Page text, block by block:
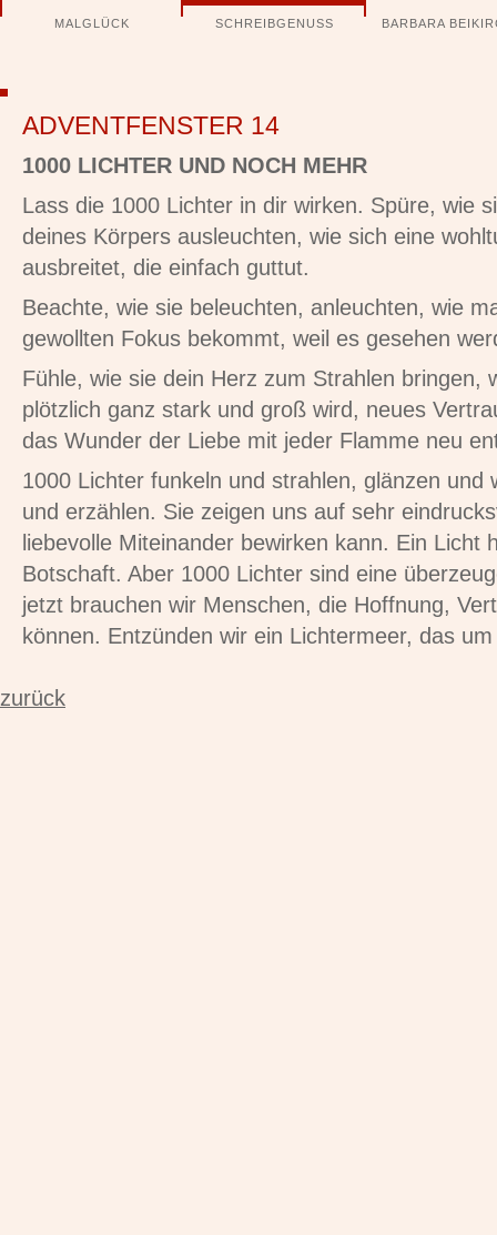
überspringenMALGLÜCK SCHREIBGENUSS BARBARA
ADVENTFENSTER 14
1000 LICHTER UND NOCH MEHR
Lass die 1000 Lichter in dir wirken. Spüre, wie
deines Körpers ausleuchten, wie sich eine
ausbreitet, die einfach guttut.
Beachte, wie sie beleuchten, anleuchten, wie
gewollten Fokus bekommt, weil es gesehen
Fühle, wie sie dein Herz zum Strahlen bringen,
plötzlich ganz stark und groß wird, neues
das Wunder der Liebe mit jeder Flamme neu
1000 Lichter funkeln und strahlen, glänzen und
und erzählen. Sie zeigen uns auf sehr
liebevolle Miteinander bewirken kann. Ein Licht
Botschaft. Aber 1000 Lichter sind eine
jetzt brauchen wir Menschen, die Hoffnung,
können. Entzünden wir ein Lichtermeer, das
zurück